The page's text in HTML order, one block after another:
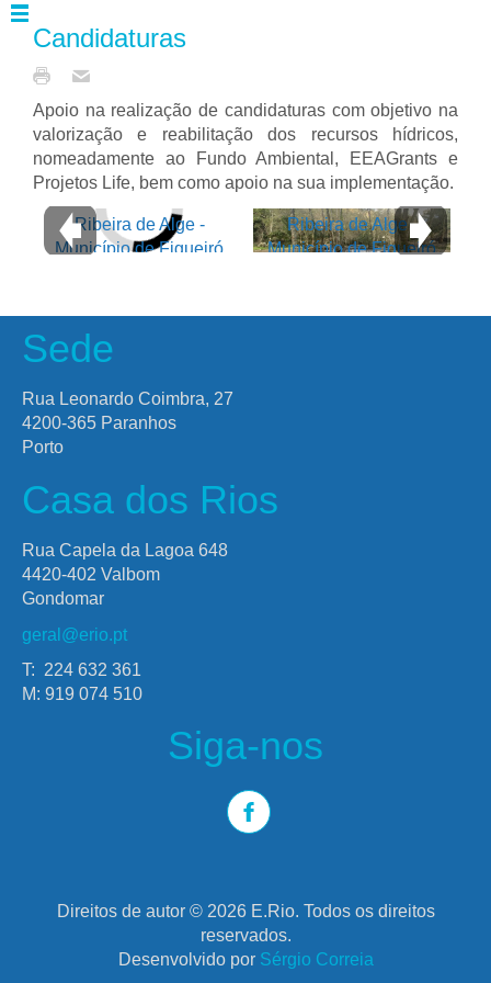
Candidaturas
Apoio na realização de candidaturas com objetivo na
valorização e reabilitação dos recursos hídricos,
nomeadamente ao Fundo Ambiental, EEAGrants e
Projetos Life, bem como apoio na sua implementação.
Ribeira de Alge -
Município de Figueiró
Ribeira de Alge -
Município de Figueiró
Sede
Rua Leonardo Coimbra, 27
4200-365 Paranhos
Porto
Casa dos Rios
Rua Capela da Lagoa 648
4420-402 Valbom
Gondomar
geral@erio.pt
T: 224 632 361
M: 919 074 510
Siga-nos
Direitos de autor © 2026 E.Rio. Todos os direitos
reservados.
Desenvolvido por Sérgio Correia